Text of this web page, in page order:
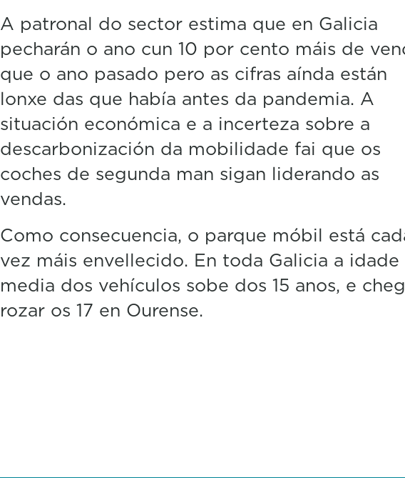
A patronal do sector estima que en Galicia
pecharán o ano cun 10 por cento máis de
que o ano pasado pero as cifras aínda están
lonxe das que había antes da pandemia. A
situación económica e a incerteza sobre a
descarbonización da mobilidade fai que os
coches de segunda man sigan liderando as
vendas.
Como consecuencia, o parque móbil está
vez máis envellecido. En toda Galicia a idade
media dos vehículos sobe dos 15 anos, e
rozar os 17 en Ourense.